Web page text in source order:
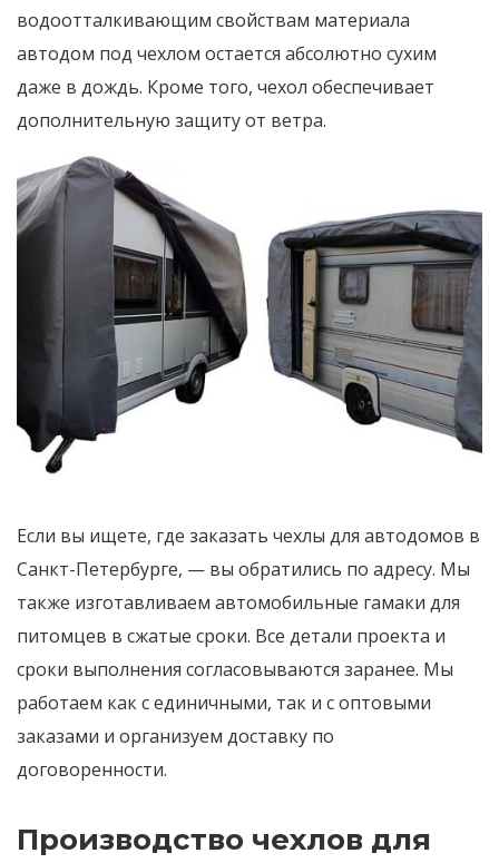
водоотталкивающим свойствам материала
автодом под чехлом остается абсолютно сухим
даже в дождь. Кроме того, чехол обеспечивает
дополнительную защиту от ветра.
Если вы ищете, где заказать чехлы для автодомов в
Санкт-Петербурге, — вы обратились по адресу. Мы
также изготавливаем автомобильные гамаки для
питомцев в сжатые сроки. Все детали проекта и
сроки выполнения согласовываются заранее. Мы
работаем как с единичными, так и с оптовыми
заказами и организуем доставку по
договоренности.
Производство чехлов для